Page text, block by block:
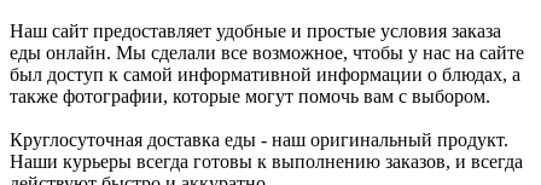
Наш сайт предоставляет удобные и простые условия заказа
еды онлайн. Мы сделали все возможное, чтобы у нас на сайте
был доступ к самой информативной информации о блюдах, а
также фотографии, которые могут помочь вам с выбором.
Круглосуточная доставка еды - наш оригинальный продукт.
Наши курьеры всегда готовы к выполнению заказов, и всегда